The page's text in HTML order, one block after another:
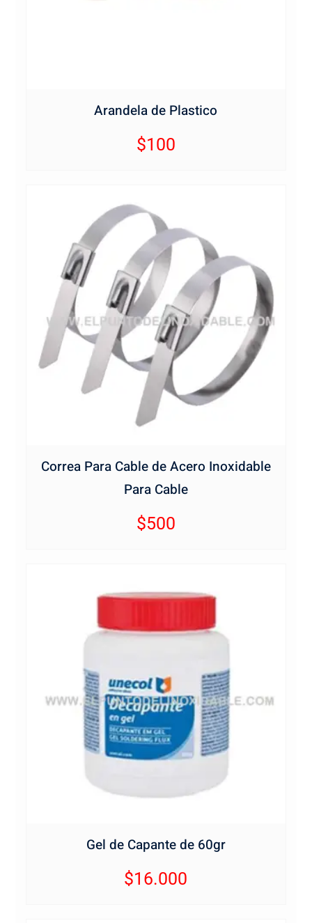
Arandela de Plastico
$100
Correa Para Cable de Acero Inoxidable
Para Cable
$500
Gel de Capante de 60gr
$16.000